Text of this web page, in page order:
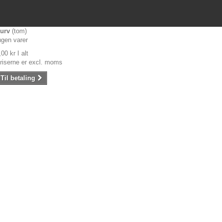
(tom)
varer
kr
I alt
er excl. moms
Til betaling